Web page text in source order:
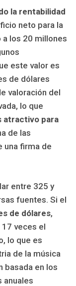
la rentabilidad
neto para la
los 20 millones
este valor es
de dólares
valoración del
lo que
atractivo para
de las
una firma de
entre 325 y
fuentes. Si el
de dólares,
veces el
lo que es
de la música
basada en los
anuales